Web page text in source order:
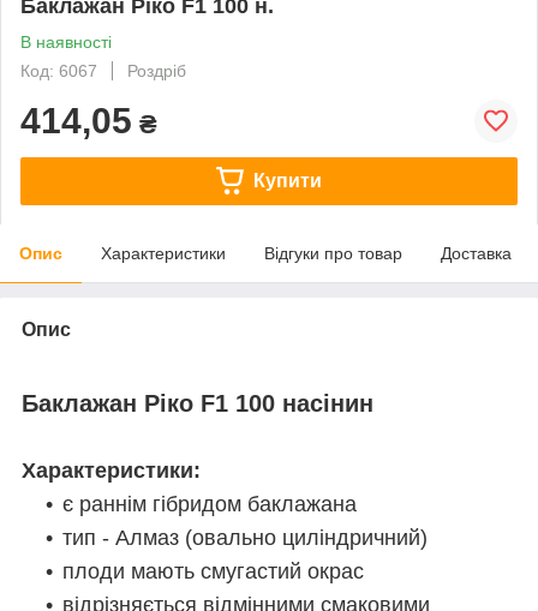
Баклажан Ріко F1 100 н.
В наявності
Код: 6067
Роздріб
414,05 ₴
Купити
Опис Характеристики Відгуки про товар Доставка
Опис
Баклажан Ріко F1 100 насінин
Характеристики:
є раннім гібридом баклажана
тип - Алмаз (овально циліндричний)
плоди мають смугастий окрас
відрізняється відмінними смаковими